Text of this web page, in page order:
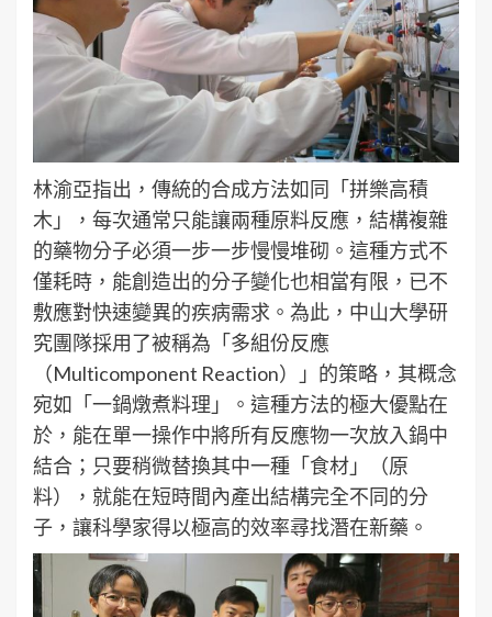
林渝亞指出，傳統的合成方法如同「拼樂高積
木」，每次通常只能讓兩種原料反應，結構複雜
的藥物分子必須一步一步慢慢堆砌。這種方式不
僅耗時，能創造出的分子變化也相當有限，已不
敷應對快速變異的疾病需求。為此，中山大學研
究團隊採用了被稱為「多組份反應
（Multicomponent Reaction）」的策略，其概念
宛如「一鍋燉煮料理」。這種方法的極大優點在
於，能在單一操作中將所有反應物一次放入鍋中
結合；只要稍微替換其中一種「食材」（原
料），就能在短時間內產出結構完全不同的分
子，讓科學家得以極高的效率尋找潛在新藥。